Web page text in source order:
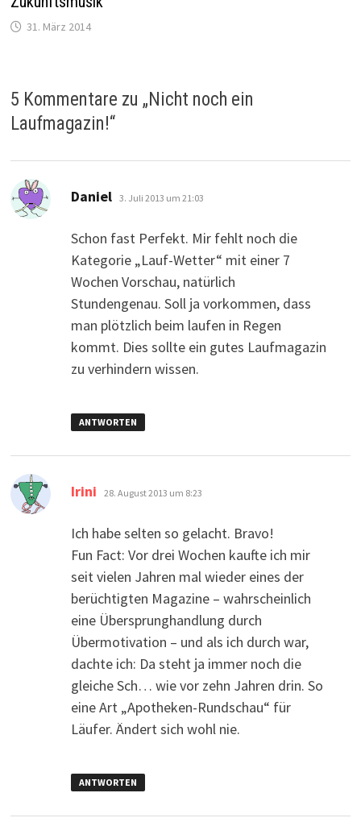
31. März 2014
5 Kommentare zu „Nicht noch ein
Laufmagazin!“
Daniel sagt:
3. Juli 2013 um 21:03
Schon fast Perfekt. Mir fehlt noch die
Kategorie „Lauf-Wetter“ mit einer 7
Wochen Vorschau, natürlich
Stundengenau. Soll ja vorkommen, dass
man plötzlich beim laufen in Regen
kommt. Dies sollte ein gutes Laufmagazin
zu verhindern wissen.
ANTWORTEN
Irini sagt:
28. August 2013 um 8:23
Ich habe selten so gelacht. Bravo!
Fun Fact: Vor drei Wochen kaufte ich mir
seit vielen Jahren mal wieder eines der
berüchtigten Magazine – wahrscheinlich
eine Übersprunghandlung durch
Übermotivation – und als ich durch war,
dachte ich: Da steht ja immer noch die
gleiche Sch… wie vor zehn Jahren drin. So
eine Art „Apotheken-Rundschau“ für
Läufer. Ändert sich wohl nie.
ANTWORTEN